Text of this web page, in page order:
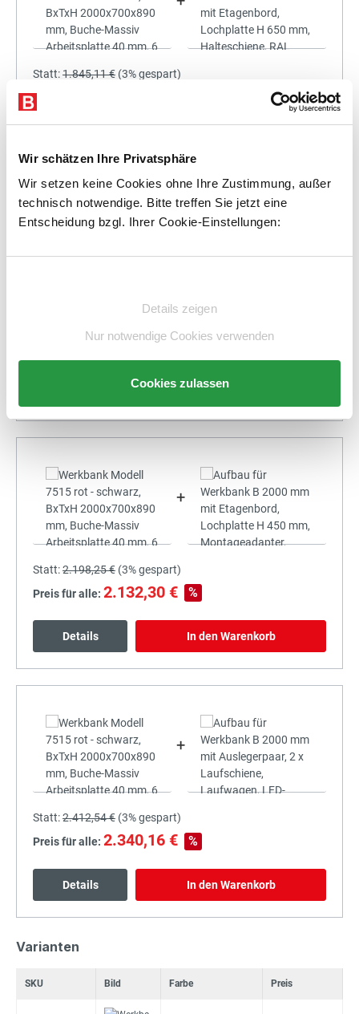
Wir schätzen Ihre Privatsphäre
Wir setzen keine Cookies ohne Ihre Zustimmung, außer
technisch notwendige. Bitte treffen Sie jetzt eine
Entscheidung bzgl. Ihrer Cookie-Einstellungen:
Details zeigen
Nur notwendige Cookies verwenden
Cookies zulassen
Statt:1.845,11 € (3%gespart)
Preis für alle:
1.957,70 € %
In den Warenkorb
+
Statt:2.198,25 € (3%gespart)
Preis für alle: 2.132,30 € %
Details In den Warenkorb
+
Statt:2.412,54 € (3%gespart)
Preis für alle: 2.340,16 € %
Details In den Warenkorb
Varianten
SKU Bild Farbe Preis